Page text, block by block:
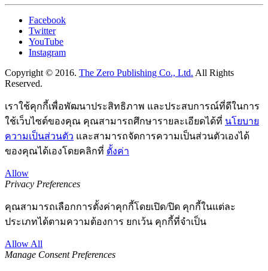
Facebook
Twitter
YouTube
Instagram
Copyright © 2016. The Zero Publishing Co., Ltd. All Rights
Reserved.
เราใช้คุกกี้เพื่อพัฒนาประสิทธิภาพ และประสบการณ์ที่ดีในการ
ใช้เว็บไซต์ของคุณ คุณสามารถศึกษารายละเอียดได้ที่ นโยบาย
ความเป็นส่วนตัว และสามารถจัดการความเป็นส่วนตัวเองได้
ของคุณได้เองโดยคลิกที่ ตั้งค่า
Allow
Privacy Preferences
คุณสามารถเลือกการตั้งค่าคุกกี้โดยเปิด/ปิด คุกกี้ในแต่ละ
ประเภทได้ตามความต้องการ ยกเว้น คุกกี้ที่จำเป็น
Allow All
Manage Consent Preferences